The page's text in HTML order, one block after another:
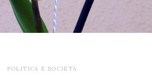
POLITICA E SOCIETÀ